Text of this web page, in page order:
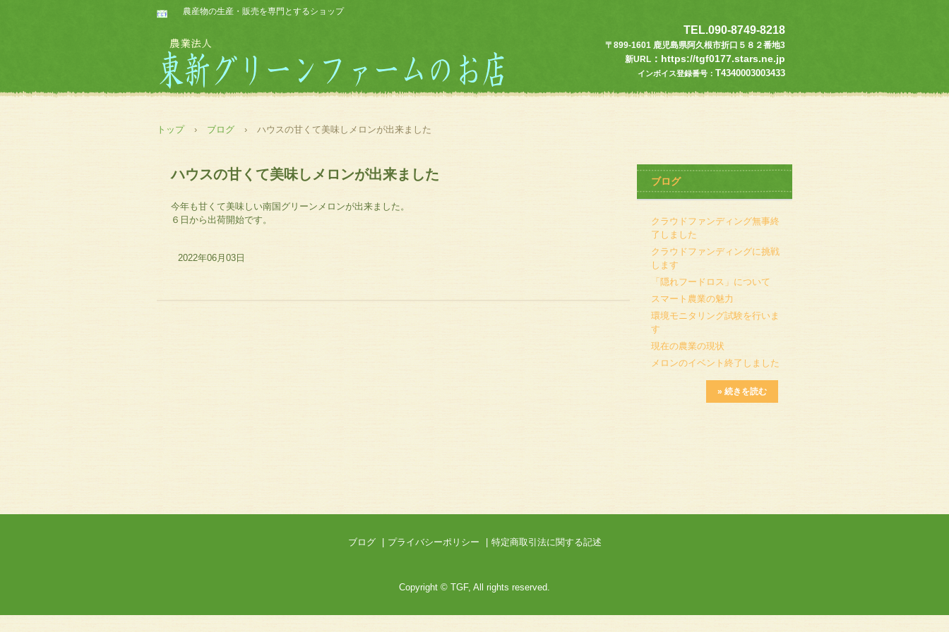
農産物の生産・販売を専門とするショップ
TEL.090-8749-8218
〒899-1601 鹿児島県阿久根市折口５８２番地3
新URL ：https://tgf0177.stars.ne.jp
インボイス登録番号： T4340003003433
トップ › ブログ › ハウスの甘くて美味しメロンが出来ました
ハウスの甘くて美味しメロンが出来ました
今年も甘くて美味しい南国グリーンメロンが出来ました。
６日から出荷開始です。
2022年06月03日
ブログ
クラウドファンディング無事終
了しました
クラウドファンディングに挑戦
します
「隠れフードロス」について
スマート農業の魅力
環境モニタリング試験を行いま
す
現在の農業の現状
メロンのイベント終了しました
» 続きを読む
ブログ プライバシーポリシー 特定商取引法に関する記述
Copyright © TGF, All rights reserved.